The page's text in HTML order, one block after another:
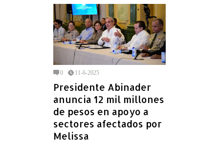
0 11-6-2025
Presidente Abinader
anuncia 12 mil millones
de pesos en apoyo a
sectores afectados por
Melissa